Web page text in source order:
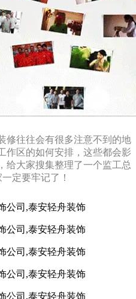
修往往会有很多注意不到的地
作区的如何安排，这些都会影
给大家搜集整理了一个监工总
定要牢记了！